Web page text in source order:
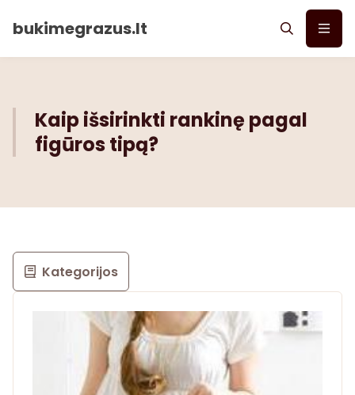
bukimegrazus.lt
Kaip išsirinkti rankinę pagal
figūros tipą?
Kategorijos